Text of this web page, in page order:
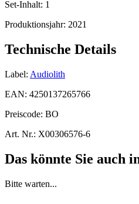
Set-Inhalt: 1
Produktionsjahr: 2021
Technische Details
Label: Audiolith
EAN: 4250137265766
Preiscode: BO
Art. Nr.: X00306576-6
Das könnte Sie auch
Bitte warten...